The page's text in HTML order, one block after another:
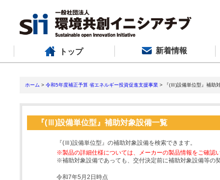
トップ 新着情報
ホーム > 令和5年度補正予算 省エネルギー投資促進支援事業 > 『(Ⅲ)設備単位型』補助
『(Ⅲ)設備単位型』補助対象設備一覧
『(Ⅲ)設備単位型』の補助対象設備を検索できます。
※製品の詳細仕様については、メーカーの製品情報をご確認
※補助対象設備であっても、交付決定前に補助対象設備等の
令和7年5月2日時点